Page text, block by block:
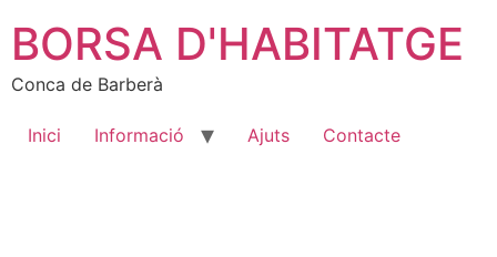
BORSA D'HABITATGE
Conca de Barberà
Inici Informació Ajuts Contacte